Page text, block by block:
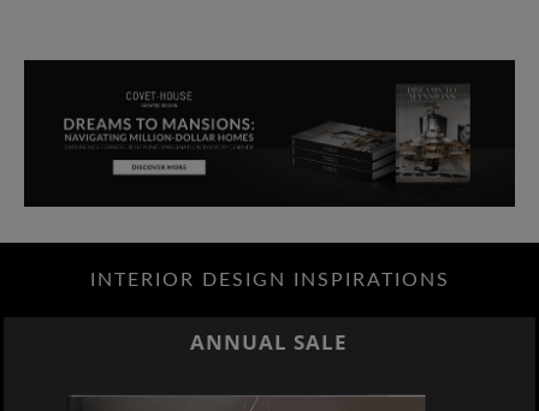
INTERIOR DESIGN INSPIRATIONS
ANNUAL SALE